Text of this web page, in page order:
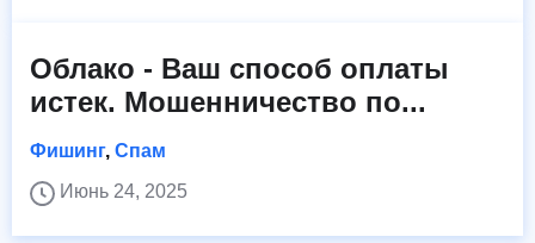
Облако - Ваш способ оплаты
истек. Мошенничество по...
Фишинг, Спам
Июнь 24, 2025